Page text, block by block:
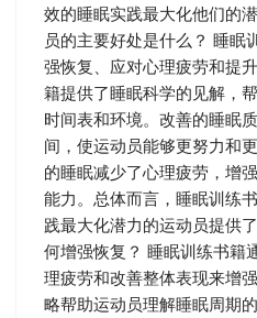
效的睡眠实践最大化他们的
员的主要好处是什么？ 睡眠
强恢复、应对心理疲劳和提
籍提供了睡眠科学的见解，
时间表和环境。改善的睡眠
间，使运动员能够更努力和
的睡眠减少了心理疲劳，增
能力。总体而言，睡眠训练
践最大化潜力的运动员提供
何增强恢复？ 睡眠训练书籍
理疲劳和改善整体表现来增
略帮助运动员理解睡眠周期